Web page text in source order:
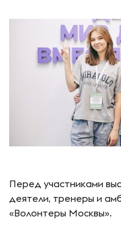
Перед участниками
деятели, тренеры и
«Волонтеры Москвы».